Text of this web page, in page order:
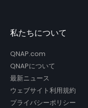
私たちについて
QNAP.com
QNAPについて
最新ニュース
ウェブサイト利用規約
プライバシーポリシー